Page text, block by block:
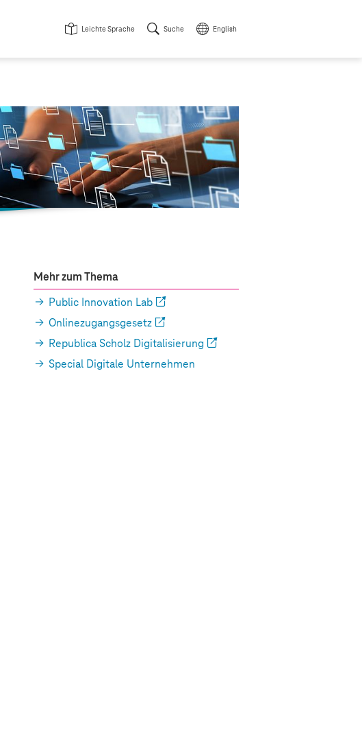
Leichte Sprache Suche English
Mehr zum Thema
Public Innovation Lab
Onlinezugangsgesetz
Republica Scholz Digitalisierung
Special Digitale Unternehmen